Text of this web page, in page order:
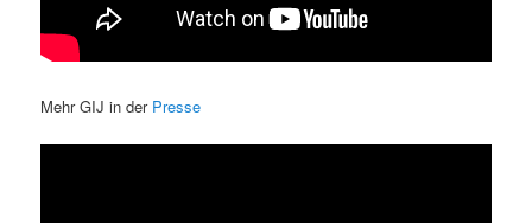
Mehr GIJ in der Presse